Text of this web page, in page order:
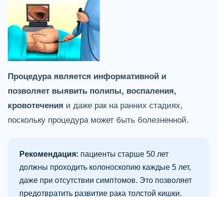
Процедура является информативной и
позволяет выявить полипы, воспаления,
кровотечения и даже рак на ранних стадиях,
поскольку процедура может быть болезненной.
Рекомендация: пациенты старше 50 лет
должны проходить колоноскопию каждые 5 лет,
даже при отсутствии симптомов. Это позволяет
предотвратить развитие рака толстой кишки.